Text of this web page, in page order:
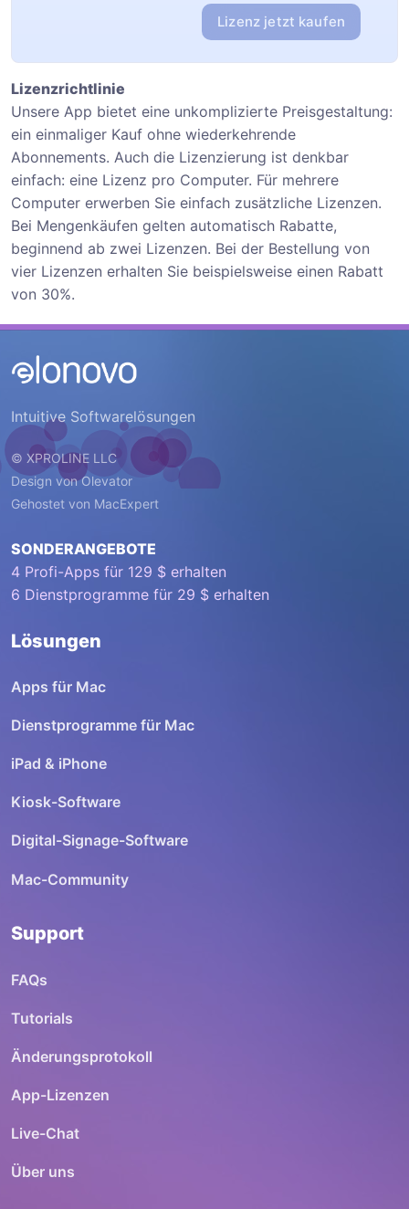
Lizenz jetzt kaufen
Lizenzrichtlinie
Unsere App bietet eine unkomplizierte Preisgestaltung:
ein einmaliger Kauf ohne wiederkehrende
Abonnements. Auch die Lizenzierung ist denkbar
einfach: eine Lizenz pro Computer. Für mehrere
Computer erwerben Sie einfach zusätzliche Lizenzen.
Bei Mengenkäufen gelten automatisch Rabatte,
beginnend ab zwei Lizenzen. Bei der Bestellung von
vier Lizenzen erhalten Sie beispielsweise einen Rabatt
von 30%.
Intuitive Softwarelösungen
© XPROLINE LLC
Design vonOlevator
Gehostet von MacExpert
SONDERANGEBOTE
4 Profi-Apps für 129 $ erhalten
6 Dienstprogramme für 29 $ erhalten
Lösungen
Apps für Mac
Dienstprogramme für Mac
iPad & iPhone
Kiosk-Software
Digital-Signage-Software
Mac-Community
Support
FAQs
Tutorials
Änderungsprotokoll
App-Lizenzen
Live-Chat
Über uns